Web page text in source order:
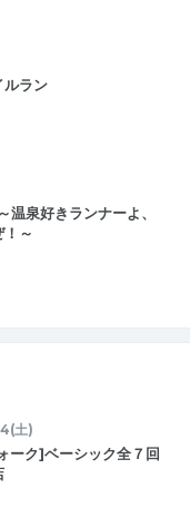
ルラン
泉好きランナーよ、
～
土)
ーク]ベーシック全７回